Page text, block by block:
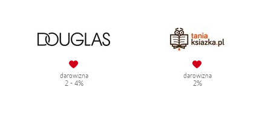
darowizna
2 - 4%
darowizna
2%